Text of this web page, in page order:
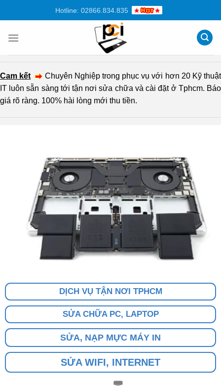
dung
Hotline: 02866.834.835
Cam kết
Chuyên Nghiệp trong phục vụ với hơn 20 Kỹ thuật
IT luôn sẵn sàng tới tận nơi sửa chữa và cài đặt ở Tphcm. Báo
giá rõ ràng. 100% hài lòng mới thu tiền.
DỊCH VỤ TẬN NƠI TPHCM
SỬA CHỮA PC, LAPTOP
SỬA, NẠP MỰC MÁY IN
SỬA WIFI, INTERNET